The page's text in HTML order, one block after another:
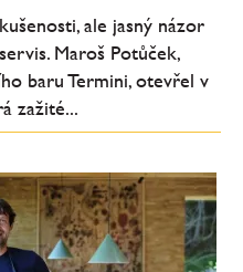
ale jasný názor
Maroš Potůček,
baru Termini, otevřel v
zažité...